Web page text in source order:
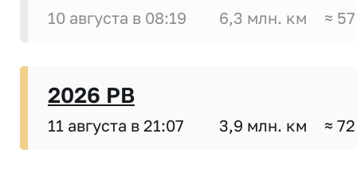
10 августа в 08:19 6,3 млн. км ≈
2026 PB
11 августа в 21:07 3,9 млн. км ≈